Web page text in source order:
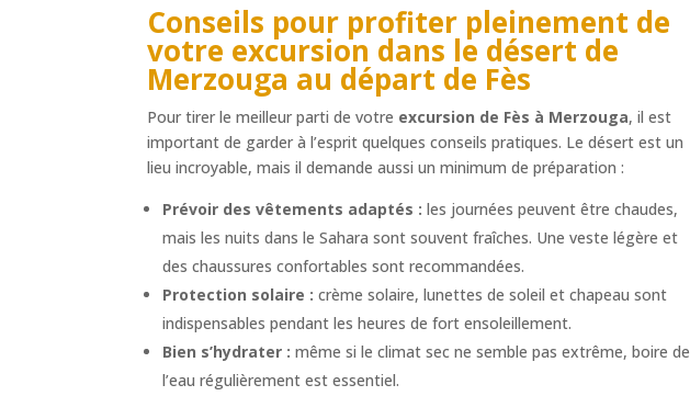
Conseils pour profiter pleinement de
votre excursion dans le désert de
Merzouga au départ de Fès
Pour tirer le meilleur parti de votre excursion de Fès à Merzouga, il est
important de garder à l’esprit quelques conseils pratiques. Le désert est un
lieu incroyable, mais il demande aussi un minimum de préparation :
Prévoir des vêtements adaptés : les journées peuvent être chaudes,
mais les nuits dans le Sahara sont souvent fraîches. Une veste légère et
des chaussures confortables sont recommandées.
Protection solaire : crème solaire, lunettes de soleil et chapeau sont
indispensables pendant les heures de fort ensoleillement.
Bien s’hydrater : même si le climat sec ne semble pas extrême, boire de
l’eau régulièrement est essentiel.